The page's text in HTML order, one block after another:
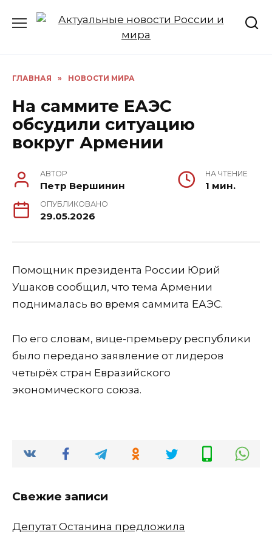
ГЛАВНАЯ » НОВОСТИ МИРА
На саммите ЕАЭС
обсудили ситуацию
вокруг Армении
АВТОР
Петр Вершинин
НА ЧТЕНИЕ
1 мин.
ОПУБЛИКОВАНО
29.05.2026
Помощник президента России Юрий
Ушаков сообщил, что тема Армении
поднималась во время саммита ЕАЭС.
По его словам, вице-премьеру республики
было передано заявление от лидеров
четырёх стран Евразийского
экономического союза.
Свежие записи
Депутат Останина предложила